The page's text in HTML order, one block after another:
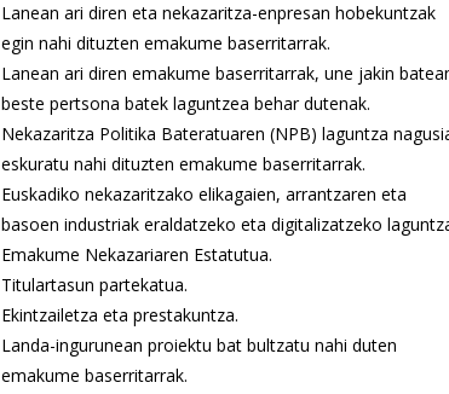
Lanean ari diren eta nekazaritza-enpresan hobekuntzak
egin nahi dituzten emakume baserritarrak.
Lanean ari diren emakume baserritarrak, une jakin
beste pertsona batek laguntzea behar dutenak.
Nekazaritza Politika Bateratuaren (NPB) laguntza
eskuratu nahi dituzten emakume baserritarrak.
Euskadiko nekazaritzako elikagaien, arrantzaren eta
basoen industriak eraldatzeko eta digitalizatzeko
Emakume Nekazariaren Estatutua.
Titulartasun partekatua.
Ekintzailetza eta prestakuntza.
Landa-ingurunean proiektu bat bultzatu nahi duten
emakume baserritarrak.